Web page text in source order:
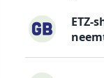
ETZ-